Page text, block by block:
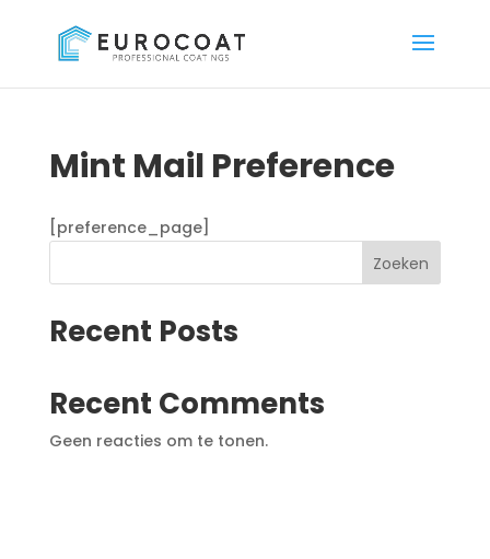
Mint Mail Preference
[preference_page]
Zoeken
Recent Posts
Recent Comments
Geen reacties om te tonen.